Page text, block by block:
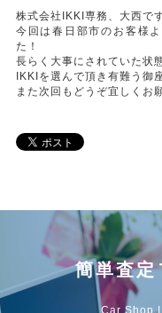
株式会社IKKI専務、大西で
今回は春日部市のお客様
た！
長らく大事にされていた状
IKKIを選んで頂き有難う御
また次回もどうぞ宜しくお
簡単査定